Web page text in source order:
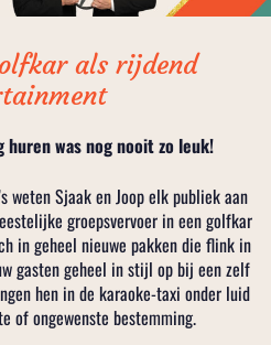
als rijdend
was nog nooit zo leuk!
weten Sjaak en Joop elk publiek aan
groepsvervoer in een golfkar
in geheel nieuwe pakken die flink in
gasten geheel in stijl op bij een zelf
hen in de karaoke-taxi onder luid
of ongewenste bestemming.